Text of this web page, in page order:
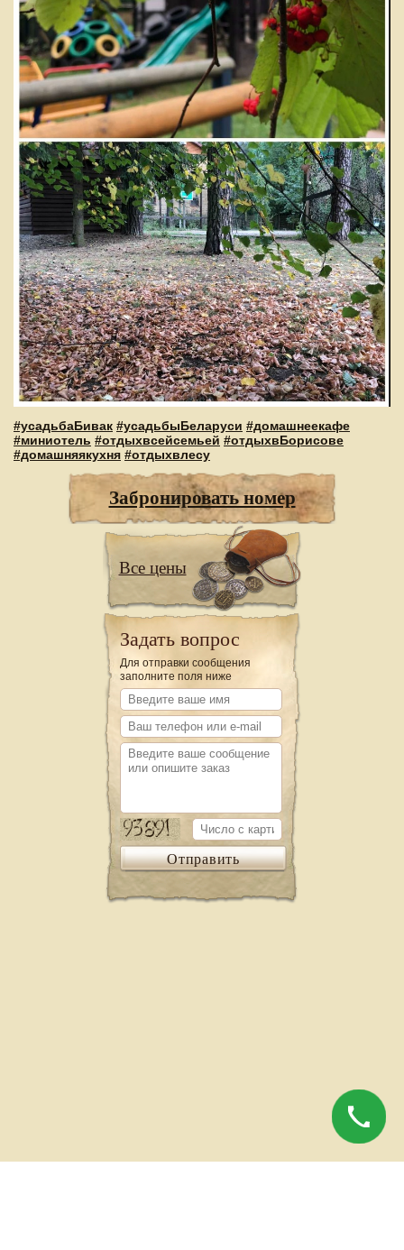
#усадьбаБивак #усадьбыБеларуси #домашнеекафе
#миниотель #отдыхвсейсемьей #отдыхвБорисове
#домашняякухня #отдыхвлесу
Забронировать номер
Все цены
Задать вопрос
Для отправки сообщения
заполните поля ниже